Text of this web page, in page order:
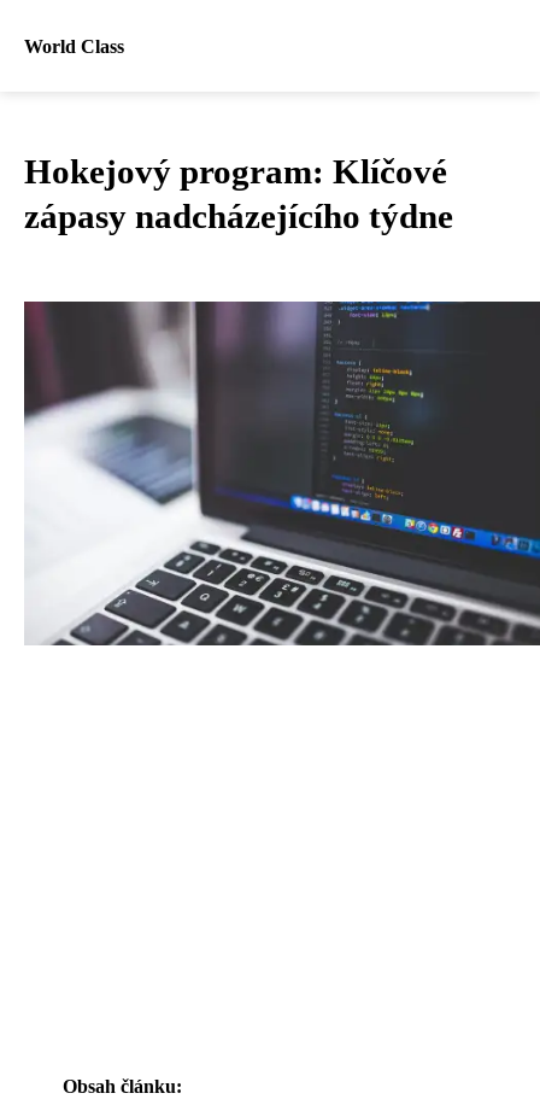
World Class
Hokejový program: Klíčové
zápasy nadcházejícího týdne
Obsah článku: